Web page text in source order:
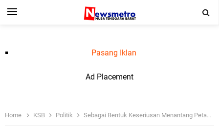
Pasang Iklan
Ad Placement
Home KSB Politik Sebagai Bentuk Keseriusan Menantang Petahana, Mustakim Mendaftar Ke Nasdem